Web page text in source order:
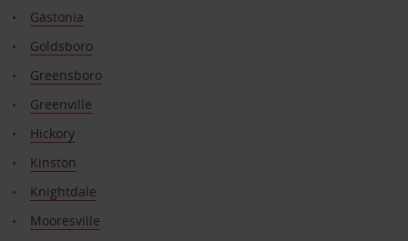
Gastonia
Goldsboro
Greensboro
Greenville
Hickory
Kinston
Knightdale
Mooresville